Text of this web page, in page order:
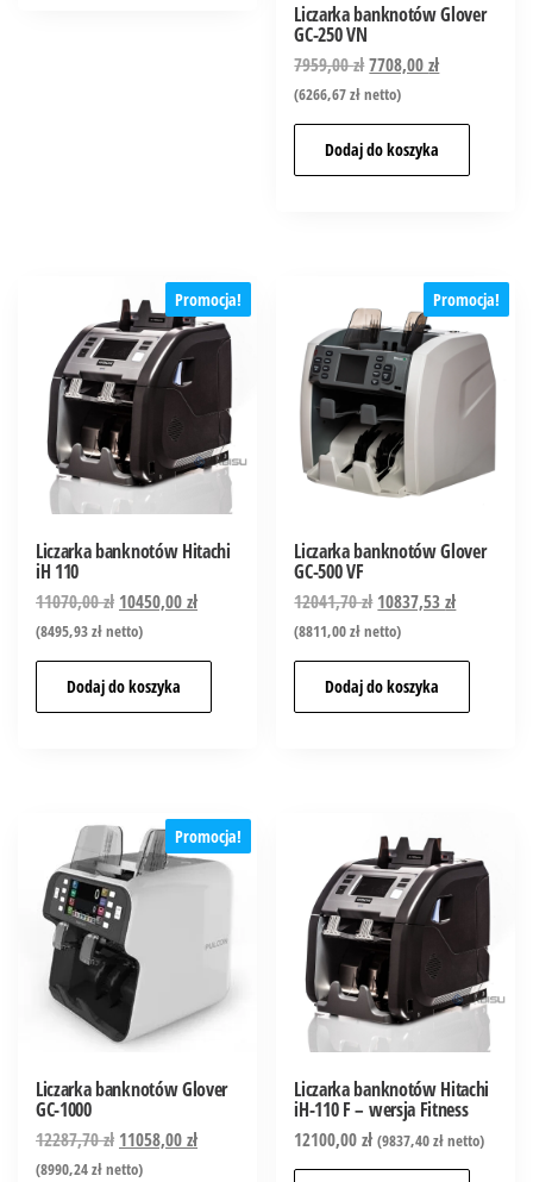
Liczarka banknotów Glover
GC-250 VN
7959,00zł7708,00zł
(6266,67złnetto)
Dodaj do koszyka
Promocja!
Liczarka banknotów Hitachi
iH 110
11070,00zł 10450,00zł
(8495,93złnetto)
Dodaj do koszyka
Promocja!
Liczarka banknotów Glover
GC-500 VF
12041,70zł 10837,53zł
(8811,00złnetto)
Dodaj do koszyka
Promocja!
Liczarka banknotów Glover
GC-1000
12287,70zł 11058,00zł
(8990,24złnetto)
Liczarka banknotów Hitachi
iH-110 F – wersja Fitness
12100,00zł (9837,40złnetto)